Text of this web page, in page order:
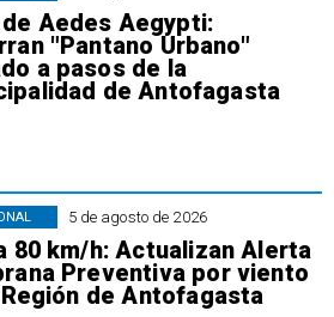
de Aedes Aegypti:
"Pantano Urbano"
a pasos de la
de Antofagasta
5 de agosto de 2026
80 km/h: Actualizan Alerta
Preventiva por viento
de Antofagasta